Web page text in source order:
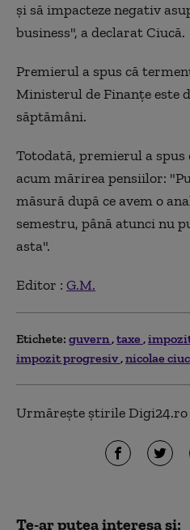
și să impacteze negativ
business", a declarat Ciucă.
Premierul a spus că
Ministerul de Finanțe este
săptămâni.
Totodată, premierul a spus
acum mărirea pensiilor:
măsură după ce avem o
semestru, până atunci nu
asta".
Editor : G.M.
Etichete: guvern taxe
impozit progresiv nicolae
Urmărește știrile Digi24.ro
Te-ar putea interesa și: